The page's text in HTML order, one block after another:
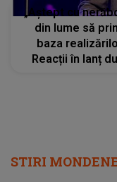
„Aștept cu
din lume să
baza
Reacții în lanț
STIRI